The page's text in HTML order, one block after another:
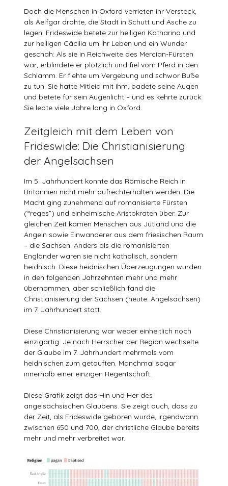
Doch die Menschen in Oxford verrieten ihr Versteck,
als Aelfgar drohte, die Stadt in Schutt und Asche zu
legen. Frideswide betete zur heiligen Katharina und
zur heiligen Cäcilia um ihr Leben und ein Wunder
geschah: Als sie in Reichweite des Mercian-Fürsten
war, erblindete er plötzlich und fiel vom Pferd in den
Schlamm. Er flehte um Vergebung und schwor Buße
zu tun. Sie hatte Mitleid mit ihm, badete seine Augen
und betete für sein Augenlicht – und es kehrte zurück.
Sie lebte viele Jahre lang in Oxford.
Zeitgleich mit dem Leben von
Frideswide: Die Christianisierung
der Angelsachsen
Im 5. Jahrhundert konnte das Römische Reich in
Britannien nicht mehr aufrechterhalten werden. Die
Macht ging zunehmend auf romanisierte Fürsten
(“reges”) und einheimische Aristokraten über. Zur
gleichen Zeit kamen Menschen aus Jütland und die
Angeln sowie Einwanderer aus dem friesischen Raum
– die Sachsen. Anders als die romanisierten
Engländer waren sie nicht katholisch, sondern
heidnisch. Diese heidnischen Überzeugungen wurden
in den folgenden Jahrzehnten mehr und mehr
übernommen, aber schließlich fand die
Christianisierung der Sachsen (heute: Angelsachsen)
im 7. Jahrhundert statt.
Diese Christianisierung war weder einheitlich noch
einzigartig. Je nach Herrscher der Region wechselte
der Glaube im 7. Jahrhundert mehrmals vom
heidnischen zum getauften. Manchmal sogar
innerhalb einer einzigen Regentschaft.
Diese Grafik zeigt das Hin und Her des
angelsächsischen Glaubens. Sie zeigt auch, dass zu
der Zeit, als Frideswide geboren wurde, irgendwann
zwischen 650 und 700, der christliche Glaube bereits
mehr und mehr verbreitet war.